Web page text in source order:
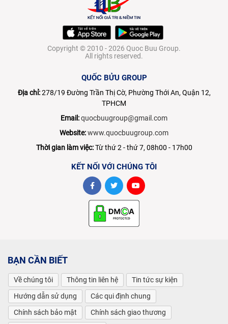
Copyright © 2010 - 2026 Quoc Buu Group.
All rights reserved.
QUỐC BỬU GROUP
Địa chỉ:278/19 Đường Trần Thị Cờ, Phường Thới An, Quận 12,
TPHCM
Email:quocbuugroup@gmail.com
Website:www.quocbuugroup.com
Thời gian làm việc:Từ thứ 2 - thứ 7, 08h00 - 17h00
KẾT NỐI VỚI CHÚNG TÔI
BẠN CẦN BIẾT
Về chúng tôi Thông tin liên hệ
Tin tức sự kiện
Hướng dẫn sử dụng
Các qui định chung
Chính sách bảo mật
Chính sách giao thương